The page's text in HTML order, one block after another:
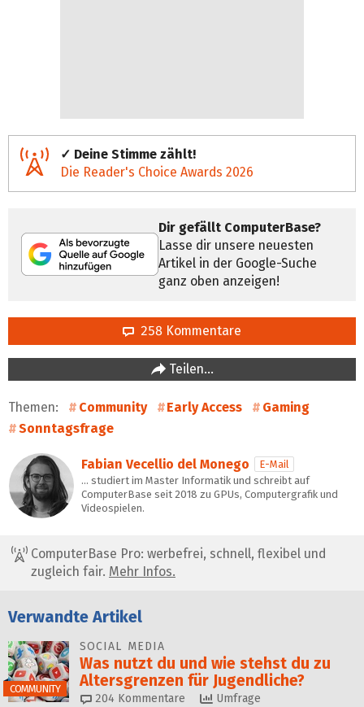
✓ Deine Stimme zählt!
Die Reader's Choice Awards 2026
Dir gefällt ComputerBase?
Lasse dir unsere neuesten
Artikel in der Google-Suche
ganz oben anzeigen!
258 Kommentare
Teilen…
Themen: Community Early Access
Gaming
Sonntagsfrage
Fabian Vecellio del Monego
E-Mail
… studiert im Master Informatik und schreibt auf
ComputerBase seit 2018 zu GPUs, Computergrafik und
Videospielen.
ComputerBase Pro: werbefrei, schnell, flexibel und
zugleich fair. Mehr Infos.
Verwandte Artikel
COMMUNITY
SOCIAL MEDIA
Was nutzt du und wie stehst du zu
Alters­grenzen für Jugendliche?
204 Kommentare Umfrage